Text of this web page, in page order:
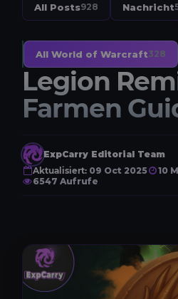
All Posts928 Nachricht
All World of Warcraft328
Legion
Farmen
ExpCarry Editorial Team
Aktualisiert: 09 Oct 2025
10
6547 Aufrufe